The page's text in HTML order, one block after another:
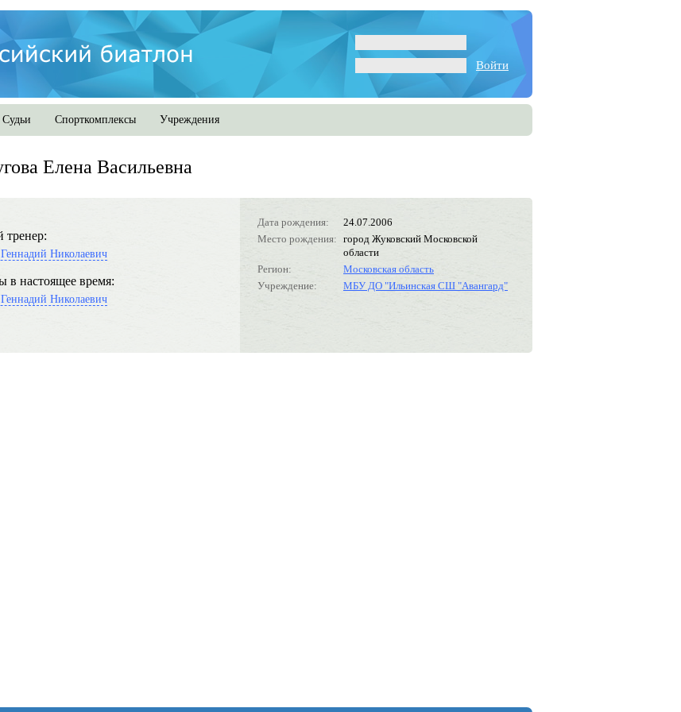
Войти
Судьи Спорткомплексы Учреждения
Елена Васильевна
Дата рождения:
24.07.2006
Место рождения: город Жуковский Московской
области
Регион:
Московская область
Учреждение:
МБУ ДО "Ильинская СШ "Авангард"
тренер:
Геннадий Николаевич
в настоящее время:
Геннадий Николаевич